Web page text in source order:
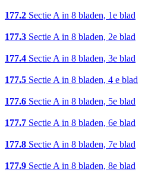
177.2 Sectie A in 8 bladen, 1e blad
177.3 Sectie A in 8 bladen, 2e blad
177.4 Sectie A in 8 bladen, 3e blad
177.5 Sectie A in 8 bladen, 4 e blad
177.6 Sectie A in 8 bladen, 5e blad
177.7 Sectie A in 8 bladen, 6e blad
177.8 Sectie A in 8 bladen, 7e blad
177.9 Sectie A in 8 bladen, 8e blad